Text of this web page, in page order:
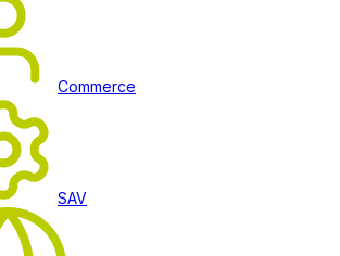
Commerce
SAV